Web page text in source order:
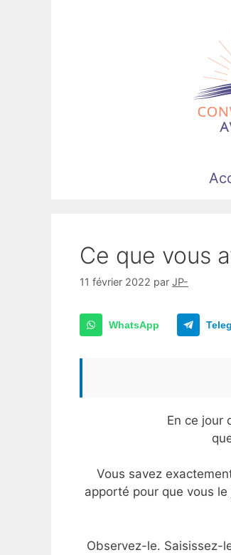
Ce que vous
11 février 2022 par JP-
WhatsApp
En ce jour
Vous savez
apporté pour que vous le
Observez-le. Saisissez-